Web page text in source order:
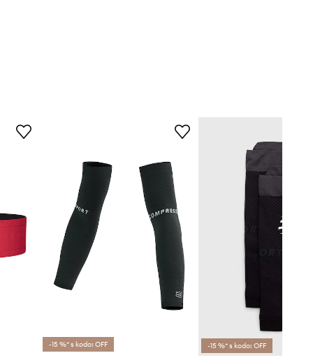
-15 %* s kodo: OFF -15 %* s kodo: OFF